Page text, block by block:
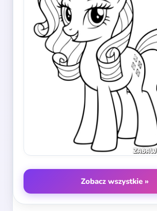
Zobacz wszystkie »